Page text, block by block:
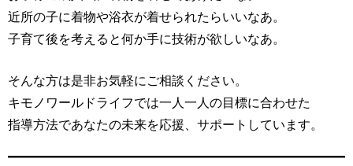
近所の子に着物や浴衣が着せられたらいいなあ。
子育て後を考えると何か手に技術が欲しいなあ。
そんな方は是非お気軽にご相談ください。
キモノワールドライフでは一人一人の目標に合わせた
指導方法であなたの未来を応援、サポートしています。